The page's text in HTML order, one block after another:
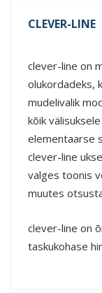
CLEVER-LINE
clever-line on
olukordadeks,
mudelivalik
kõik
elementaarse
clever-line
valges toonis
muutes
clever-line on
taskukohase